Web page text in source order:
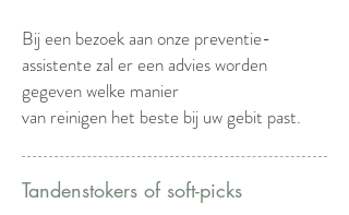
Bij een bezoek aan onze preventie-
assistente zal er een advies worden
gegeven welke manier
van reinigen het beste bij uw gebit past.
Tandenstokers of soft-picks